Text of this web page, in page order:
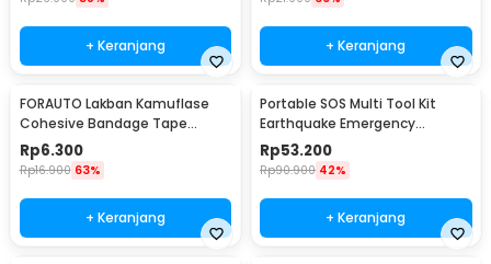
+ Keranjang + Keranjang
FORAUTO Lakban Kamuflase
Cohesive Bandage Tape
Hunting 4.5M 50mm - H10
Rp6.300
Rp16.900 63%
+ Keranjang
Portable SOS Multi Tool Kit
Earthquake Emergency
Outdoor Survival - JT21
Rp53.200
Rp90.900 42%
+ Keranjang